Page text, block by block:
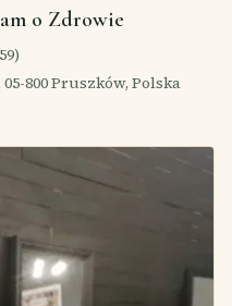
o Zdrowie
59)
800 Pruszków, Polska